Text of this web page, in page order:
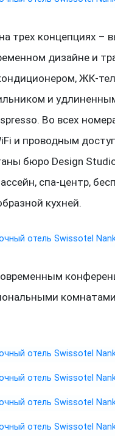
трех концепциях –
дизайне и
ЖК-
и
Во всех
и проводным
бюро Design
спа-центр,
кухней.